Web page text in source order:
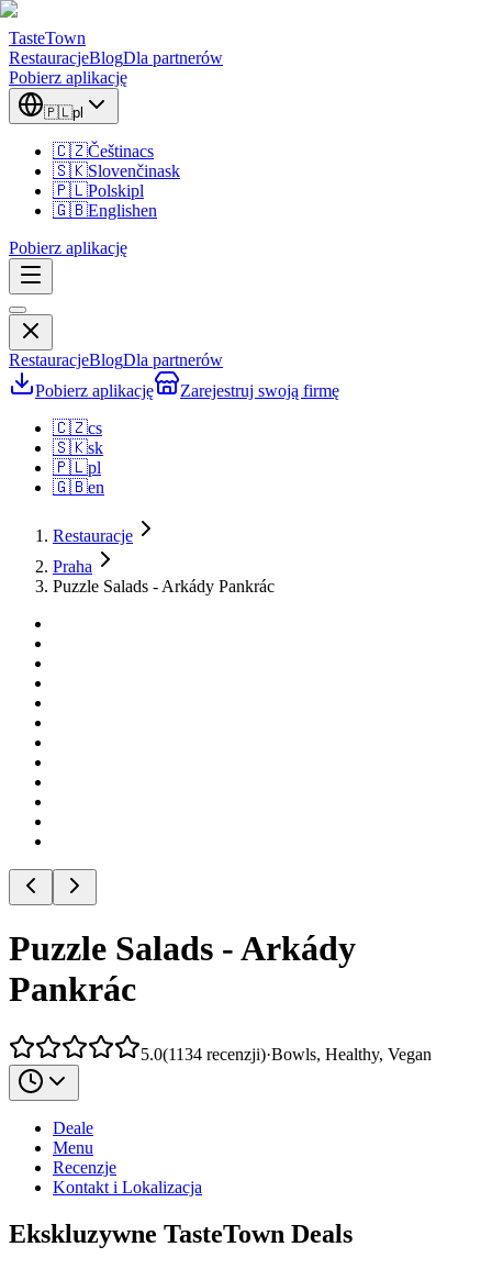
TasteTown
RestauracjeBlogDla partnerów
Pobierz aplikację
🇵🇱pl
🇨🇿Češtinacs
🇸🇰Slovenčinask
🇵🇱Polskipl
🇬🇧Englishen
Pobierz aplikację
RestauracjeBlogDla partnerów
Pobierz aplikację
Zarejestruj swoją firmę
🇨🇿cs
🇸🇰sk
🇵🇱pl
🇬🇧en
Restauracje
Praha
Puzzle Salads - Arkády Pankrác
Puzzle Salads - Arkády
Pankrác
5.0(1134 recenzji)·Bowls, Healthy, Vegan
Deale
Menu
Recenzje
Kontakt i Lokalizacja
Ekskluzywne TasteTown Deals